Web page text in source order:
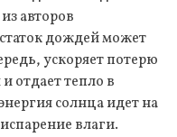
авторов
дождей может
ускоряет потерю
отдает тепло в
солнца идет на
влаги.